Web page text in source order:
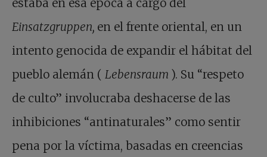
Einsatzgruppen, en el frente oriental, en un
intento genocida de expandir el hábitat del
pueblo alemán ( Lebensraum ). Su “respeto
de culto” involucraba deshacerse de las
inhibiciones “antinaturales” como sentir
pena por la víctima, basadas en creencias